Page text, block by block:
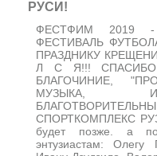
РУСИ!
ФЕСТФИМ 2019
ФЕСТИВАЛЬ
ПРАЗДНИКУ
Л С Я!!! СПАСИБО
БЛАГОЧИНИЕ,
МУЗЫКА,
СПОРТКОМПЛЕКС
будет позже. а
энтузиастам: Олегу